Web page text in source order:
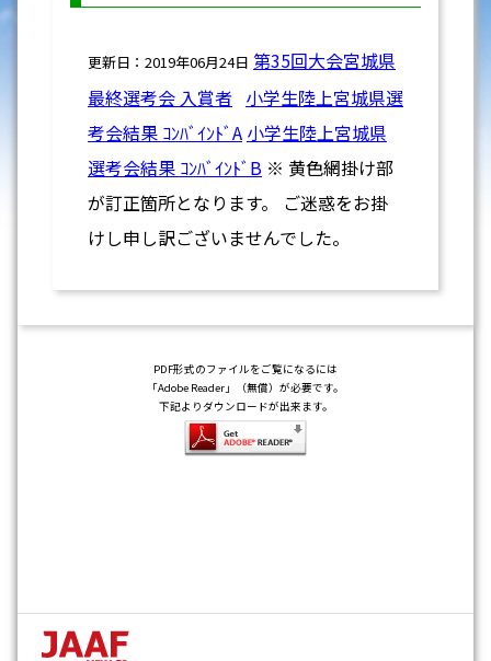
更新日：2019年06月24日 第35回大会宮城県
最終選考会 入賞者 小学生陸上宮城県選
考会結果 ｺﾝﾊﾞｲﾝﾄﾞA 小学生陸上宮城県
選考会結果 ｺﾝﾊﾞｲﾝﾄﾞB ※ 黄色網掛け部
が訂正箇所となります。 ご迷惑をお掛
けし申し訳ございませんでした。
PDF形式のファイルをご覧になるには
「Adobe Reader」（無償）が必要です。
下記よりダウンロードが出来ます。